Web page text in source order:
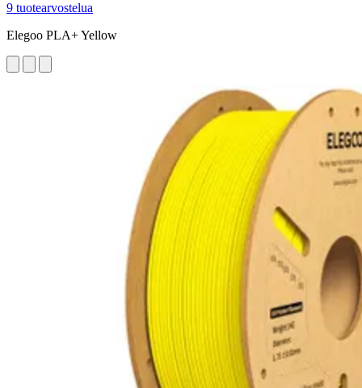
9 tuotearvostelua
Elegoo PLA+ Yellow